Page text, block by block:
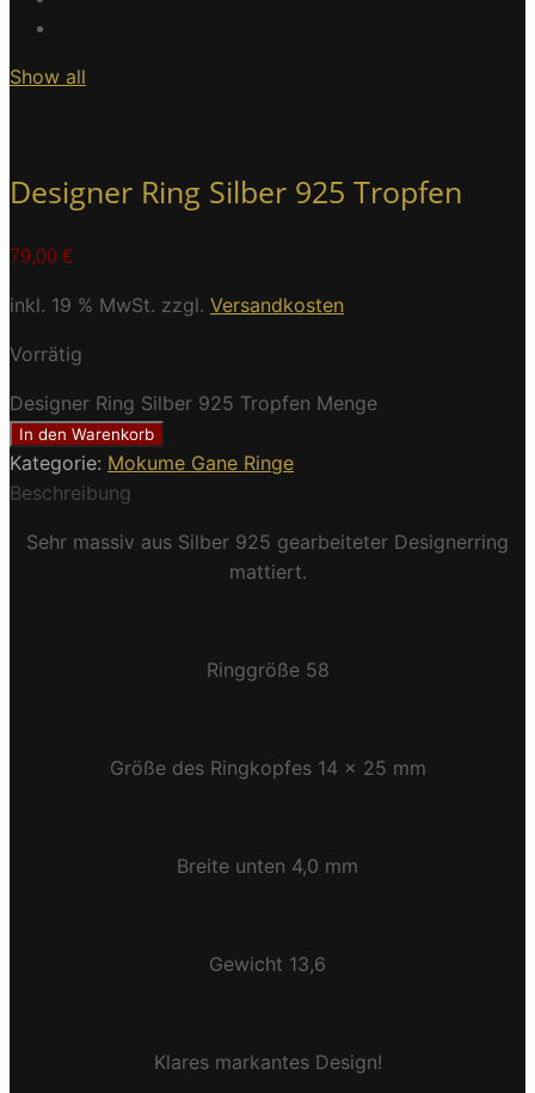
Show all
Designer Ring Silber 925 Tropfen
79,00 €
inkl. 19 % MwSt. zzgl. Versandkosten
Vorrätig
Designer Ring Silber 925 Tropfen Menge
In den Warenkorb
Kategorie: Mokume Gane Ringe
Beschreibung
Sehr massiv aus Silber 925 gearbeiteter Designerring
mattiert.
Ringgröße 58
Größe des Ringkopfes 14 x 25 mm
Breite unten 4,0 mm
Gewicht 13,6
Klares markantes Design!